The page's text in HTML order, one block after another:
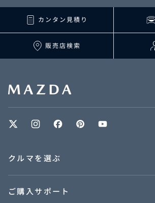
カンタン見積り
販売店検索
クルマを選ぶ
ご購入サポート